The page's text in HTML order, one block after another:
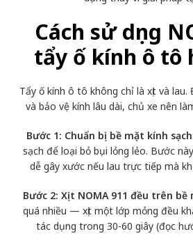
Cách sử dụng
tẩy ố kính ô tô
Tẩy ố kính ô tô không chỉ là xịt và
và bảo vệ kính lâu dài, chủ xe nên
Bước 1: Chuẩn bị bề mặt kính sạch
sạch để loại bỏ bụi lỏng lẻo. Bước
dễ gây xước nếu lau trực tiếp mà
Bước 2: Xịt NOMA 911 đều trên bề
quá nhiều — xịt một lớp mỏng đều
tác dụng trong 30-60 giây (đọc